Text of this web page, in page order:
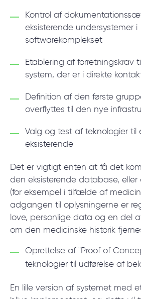
Kontrol af
eksisterende undersystemer i
softwarekomplekset
Etablering af forretningskrav
system, der er i direkte
Definition af den første
overflyttes til den nye
Valg og test af teknologier til
eksisterende
Det er vigtigt enten at få det
den eksisterende database,
(for eksempel i tilfælde af
adgangen til oplysningerne er
love, personlige data og en del
om den medicinske historik
Oprettelse af "Proof of
teknologier til udførelse af
En lille version af systemet med